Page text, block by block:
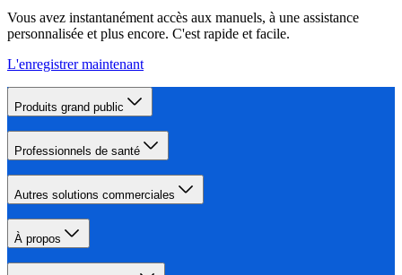
Vous avez instantanément accès aux manuels, à une assistance
personnalisée et plus encore. C'est rapide et facile.
L'enregistrer maintenant
Produits grand public
Professionnels de santé
Autres solutions commerciales
À propos